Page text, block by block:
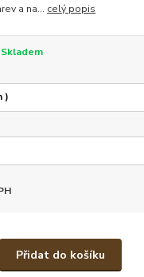
a na... celý popis
Skladem
Přidat do košíku